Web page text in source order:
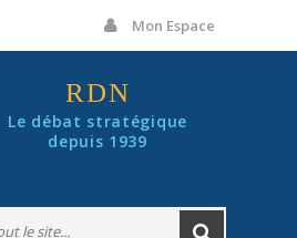
Mon Espace
RDN
Le débat stratégique
depuis 1939